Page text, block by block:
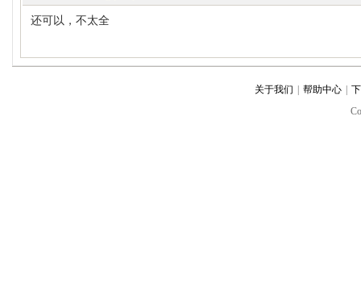
还可以，不太全
关于我们 帮助中心